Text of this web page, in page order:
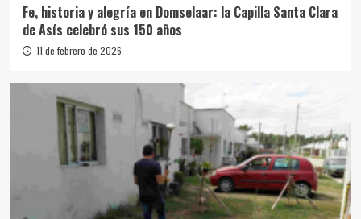
Fe, historia y alegría en Domselaar: la Capilla Santa Clara
de Asís celebró sus 150 años
11 de febrero de 2026